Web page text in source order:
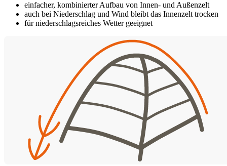
einfacher, kombinierter Aufbau von Innen- und Außenzelt
auch bei Niederschlag und Wind bleibt das Innenzelt trocken
für niederschlagsreiches Wetter geeignet